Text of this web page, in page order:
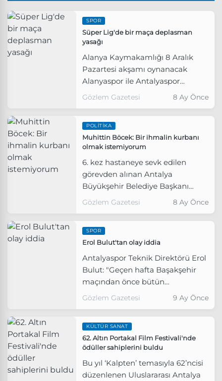
SPOR
Süper Lig'de bir maça deplasman
yasağı
Alanya Kaymakamlığı 8 Aralık
Pazartesi akşamı oynanacak
Alanyaspor ile Antalyaspor
arasında oynanacak maça
Gözlem Gazetesi 8 Ay Önce
POLITIKA
Muhittin Böcek: Bir ihmalin kurbanı
olmak istemiyorum
6. kez hastaneye sevk edilen
görevden alınan Antalya
Büyükşehir Belediye Başkanı
Muhittin Böcek çağrıda bulundu.
Gözlem Gazetesi 8 Ay Önce
SPOR
Erol Bulut'tan olay iddia
Antalyaspor Teknik Direktörü Erol
Bulut: "Geçen hafta Başakşehir
maçından önce bütün
bilgilerimizi kulübün içinde olan
Gözlem Gazetesi 9 Ay Önce
KÜLTÜR SANAT
62. Altın Portakal Film Festivali'nde
ödüller sahiplerini buldu
Bu yıl ‘Kalpten’ temasıyla 62’ncisi
düzenlenen Uluslararası Antalya